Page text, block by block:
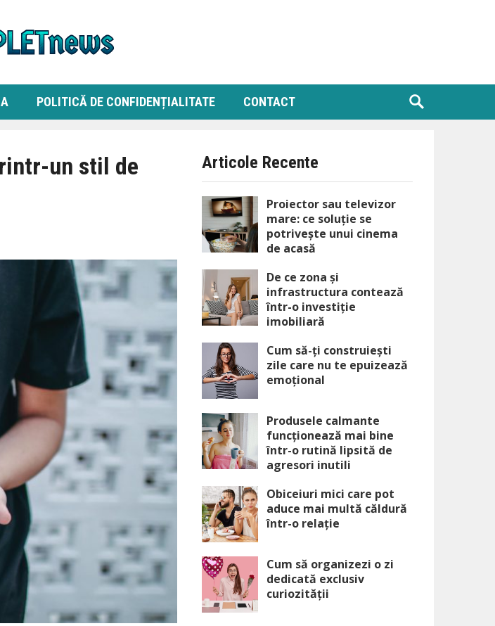
POLITICĂ DE CONFIDENȚIALITATE CONTACT
un stil de
Articole Recente
Proiector sau televizor
mare: ce soluție se
potrivește unui cinema
de acasă
De ce zona și
infrastructura contează
într-o investiție
imobiliară
Cum să-ți construiești
zile care nu te epuizează
emoțional
Produsele calmante
funcționează mai bine
într-o rutină lipsită de
agresori inutili
Obiceiuri mici care pot
aduce mai multă căldură
într-o relație
Cum să organizezi o zi
dedicată exclusiv
curiozității